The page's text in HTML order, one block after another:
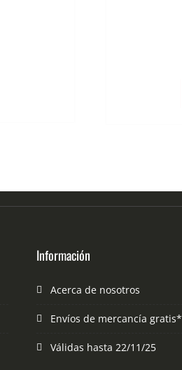
Información
Acerca de nosotros
Envíos de mercancía gratis*
Válidas hasta 22/11/25